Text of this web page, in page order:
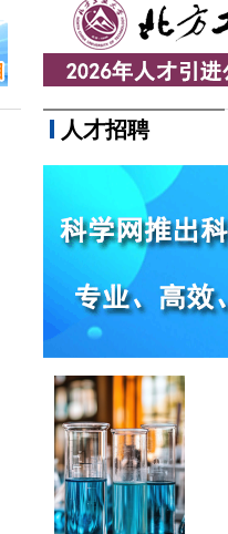
人才招聘